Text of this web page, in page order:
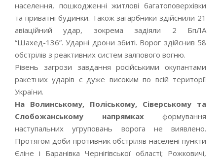
населення, пошкодженні житлові багатоповерхівки
та приватні будинки. Також загарбники здійснили 21
авіаційний удар, зокрема задіяли 2 БпЛА
“Шахед-136”. Ударні дрони збиті. Ворог здійснив 58
обстрілів з реактивних систем залпового вогню.
Рівень загрози завдання російськими окупантами
ракетних ударів є дуже високим по всій території
України.
На Волинському, Поліському, Сіверському та
Слобожанському напрямкахформування
наступальних угруповань ворога не виявлено.
Протягом доби противник обстріляв населені пункти
Єліне і Баранівка Чернігівської області; Рожковичі,